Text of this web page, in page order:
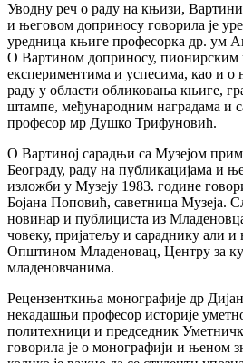
Уводну реч о раду на књизи,
и његовом доприносу говорила је
уредница књиге професорка др. ум
О Вартином доприносу, пионирским
експериментима и успесима, као и
раду у области обликовања књиге,
штампе, међународним наградама и
професор мр Душко Трифуновић.
О Вартиној сарадњи са Музејом
Београду, раду на публикацијама и
изложби у Музеју 1983. године
Бојана Поповић, саветница Музеја.
новинар и публициста из
човеку, пријатељу и сараднику али и
Општином Младеновац, Центру за
младеновчанима.
Рецензенткиња монографије др
некадашњи професор историје
политехници и председник
говорила је о монографији и њеном